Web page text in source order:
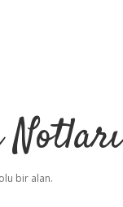
bir alan.